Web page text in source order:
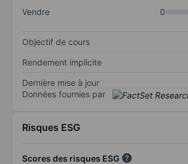
Vendre
0
Objectif de cours
Rendement implicite
Dernière mise à jour
Données fournies par
Risques ESG
Scores des risques ESG